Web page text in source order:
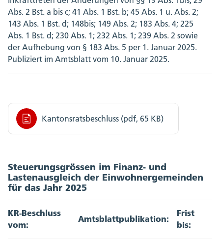
Abs. 2 Bst. a bis c; 41 Abs. 1 Bst. b; 45 Abs. 1 u. Abs. 2;
143 Abs. 1 Bst. d; 148bis; 149 Abs. 2; 183 Abs. 4; 225
Abs. 1 Bst. d; 230 Abs. 1; 232 Abs. 1; 239 Abs. 2 sowie
der Aufhebung von § 183 Abs. 5 per 1. Januar 2025.
Publiziert im Amtsblatt vom 10. Januar 2025.
Kantonsratsbeschluss (pdf, 65 KB)
Steuerungsgrössen im Finanz- und
Lastenausgleich der Einwohnergemeinden
für das Jahr 2025
KR-Beschluss
vom:
Amtsblattpublikation:
Frist
bis: